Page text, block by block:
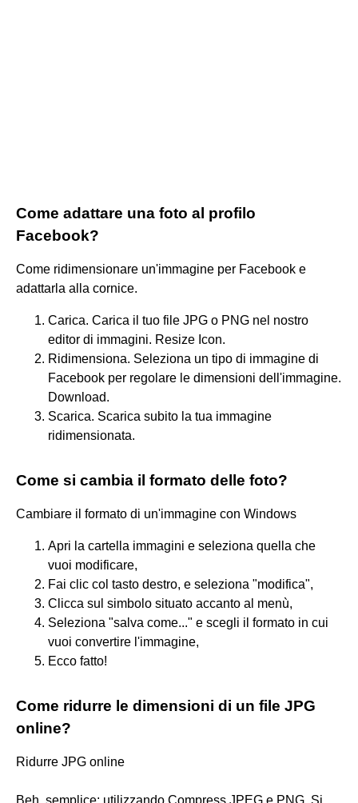
Come adattare una foto al profilo
Facebook?
Come ridimensionare un'immagine per Facebook e
adattarla alla cornice.
Carica. Carica il tuo file JPG o PNG nel nostro
editor di immagini. Resize Icon.
Ridimensiona. Seleziona un tipo di immagine di
Facebook per regolare le dimensioni dell'immagine.
Download.
Scarica. Scarica subito la tua immagine
ridimensionata.
Come si cambia il formato delle foto?
Cambiare il formato di un'immagine con Windows
Apri la cartella immagini e seleziona quella che
vuoi modificare,
Fai clic col tasto destro, e seleziona "modifica",
Clicca sul simbolo situato accanto al menù,
Seleziona "salva come..." e scegli il formato in cui
vuoi convertire l'immagine,
Ecco fatto!
Come ridurre le dimensioni di un file JPG
online?
Ridurre JPG online
Beh, semplice: utilizzando Compress JPEG e PNG. Si